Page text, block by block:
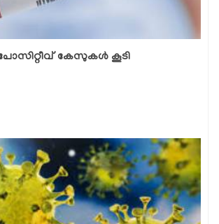
പോസിറ്റീവ് കേസുകള്‍ കൂടി